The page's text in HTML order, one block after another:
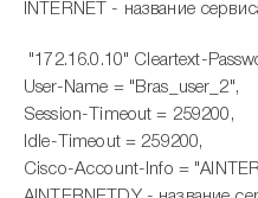
INTERNET - название
"172.16.0.10" Cleartext-
User-Name = "Bras_user_2",
Session-Timeout = 259200,
Idle-Timeout = 259200,
Cisco-Account-Info =